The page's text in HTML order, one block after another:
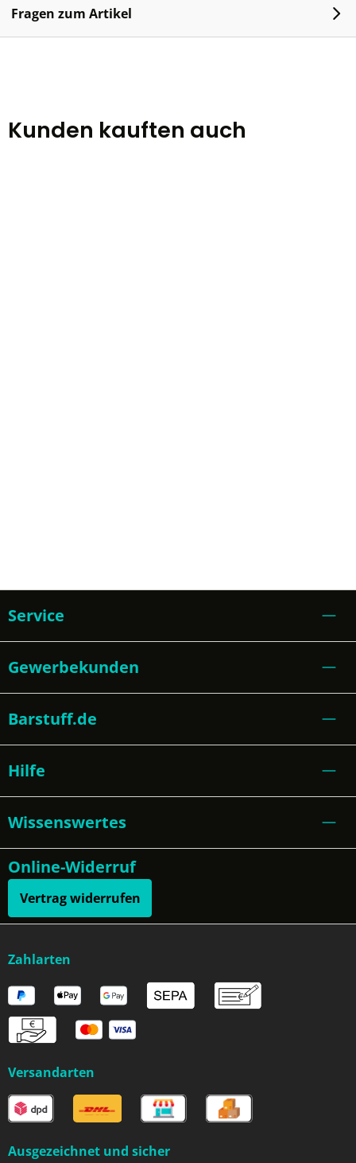
Fragen zum Artikel
Kunden kauften auch
Service
Gewerbekunden
Barstuff.de
Hilfe
Wissenswertes
Online-Widerruf
Vertrag widerrufen
Zahlarten
Versandarten
Ausgezeichnet und sicher